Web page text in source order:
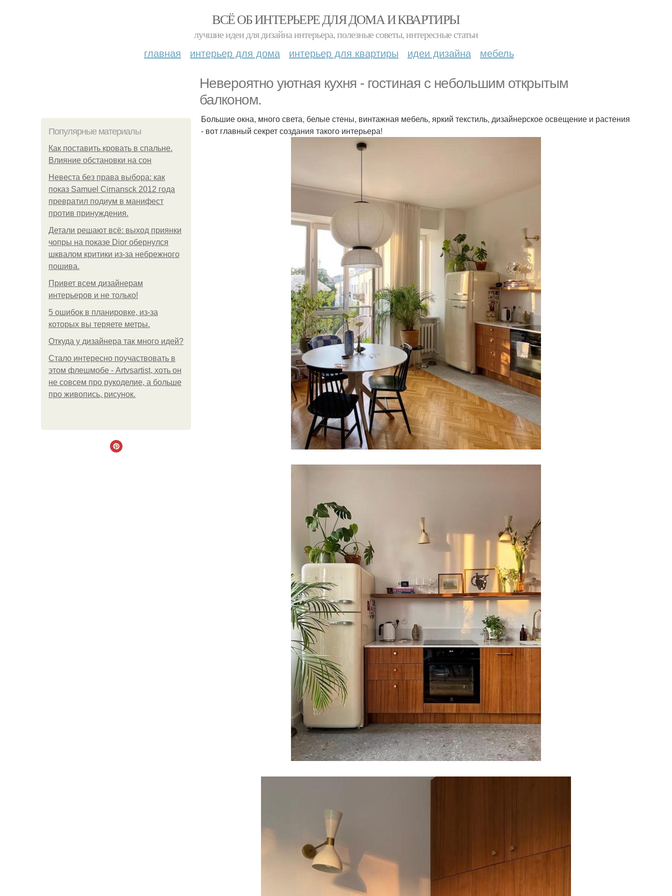
ВСЁ ОБ ИНТЕРЬЕРЕ ДЛЯ ДОМА И КВАРТИРЫ
лучшие идеи для дизайна интерьера, полезные советы, интересные статьи
главная интерьер для дома интерьер для квартиры идеи дизайна мебель
Невероятно уютная кухня - гостиная с небольшим открытым
балконом.
Популярные материалы
Как поставить кровать в спальне.
Влияние обстановки на сон
Невеста без права выбора: как
показ Samuel Cirnansck 2012 года
превратил подиум в манифест
против принуждения.
Детали решают всё: выход приянки
чопры на показе Dior обернулся
шквалом критики из-за небрежного
пошива.
Привет всем дизайнерам
интерьеров и не только!
5 ошибок в планировке, из-за
которых вы теряете метры.
Откуда у дизайнера так много идей?
Стало интересно поучаствовать в
этом флешмобе - Artvsartist, хоть он
не совсем про рукоделие, а больше
про живопись, рисунок.
Большие окна, много света, белые стены, винтажная мебель, яркий текстиль, дизайнерское освещение и растения
- вот главный секрет создания такого интерьера!